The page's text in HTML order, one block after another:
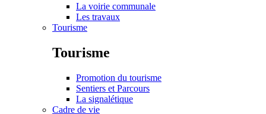
La voirie communale
Les travaux
Tourisme
Tourisme
Promotion du tourisme
Sentiers et Parcours
La signalétique
Cadre de vie